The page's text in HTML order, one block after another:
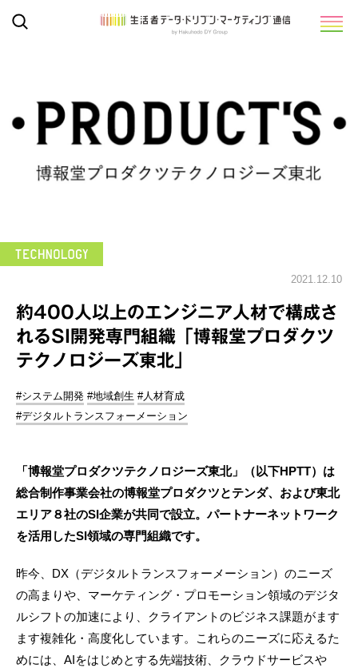
2021.12.10
約400人以上のエンジニア人材で構成さ
れるSI開発専門組織「博報堂プロダクツ
テクノロジーズ東北」
#システム開発 #地域創生 #人材育成
#デジタルトランスフォーメーション
「博報堂プロダクツテクノロジーズ東北」（以下HPTT）は
総合制作事業会社の博報堂プロダクツとテンダ、および東北
エリア８社のSI企業が共同で設立。パートナーネットワーク
を活用したSI領域の専門組織です。
昨今、DX（デジタルトランスフォーメーション）のニーズ
の高まりや、マーケティング・プロモーション領域のデジタ
ルシフトの加速により、クライアントのビジネス課題がます
ます複雑化・高度化しています。これらのニーズに応えるた
めには、AIをはじめとする先端技術、クラウドサービスや